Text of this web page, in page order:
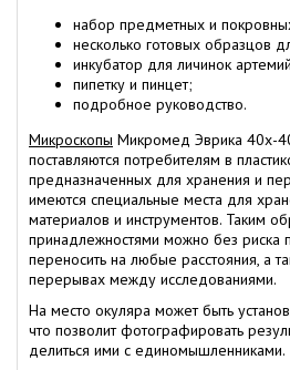
набор предметных и
несколько готовых образцов
инкубатор для личинок
пипетку и пинцет;
подробное руководство.
Микроскопы Микромед Эврика 40х-
поставляются потребителям в
предназначенных для хранения и
имеются специальные места для
материалов и инструментов. Таким
принадлежностями можно без риска
переносить на любые расстояния, а
перерывах между исследованиями.
На место окуляра может быть
что позволит фотографировать
делиться ими с единомышленниками.